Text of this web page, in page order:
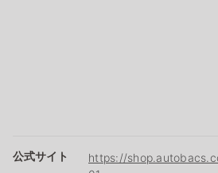
公式サイト
https://